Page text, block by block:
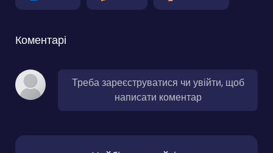
Коментарі
Треба зареєструватися чи увійти, щоб
написати коментар